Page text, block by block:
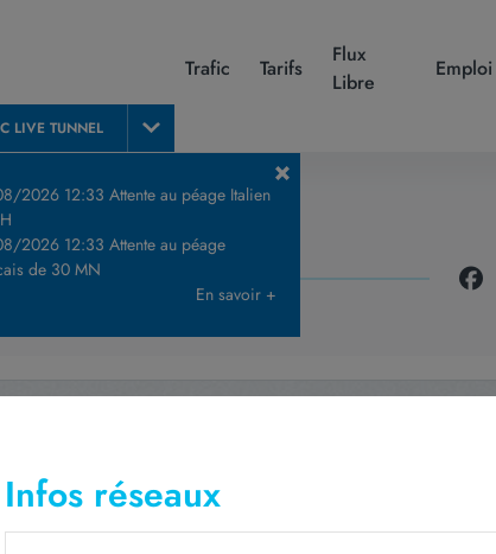
Trafic Tarifs
Flux
Libre
Emploi
LIVE TUNNEL
2026 12:33 Attente au péage Italien
2026 12:33 Attente au péage
de 30 MN
En savoir +
Infos réseaux